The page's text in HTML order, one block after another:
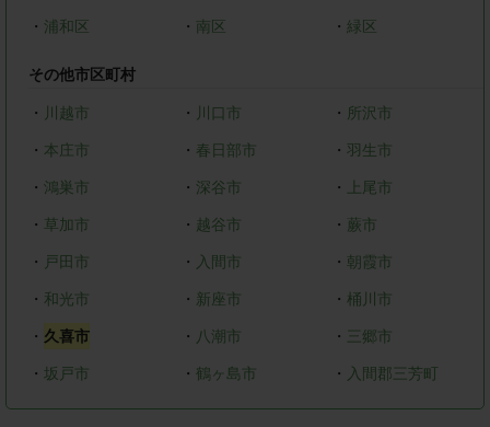
・ 浦和区 ・ 南区 ・ 緑区
その他市区町村
・ 川越市 ・ 川口市 ・ 所沢市
・ 本庄市 ・ 春日部市 ・羽生市
・ 鴻巣市 ・ 深谷市 ・ 上尾市
・ 草加市 ・ 越谷市 ・ 蕨市
・ 戸田市 ・ 入間市 ・ 朝霞市
・ 和光市 ・ 新座市 ・ 桶川市
・ 久喜市 ・ 八潮市 ・ 三郷市
・ 坂戸市 ・ 鶴ヶ島市 ・ 入間郡三芳町